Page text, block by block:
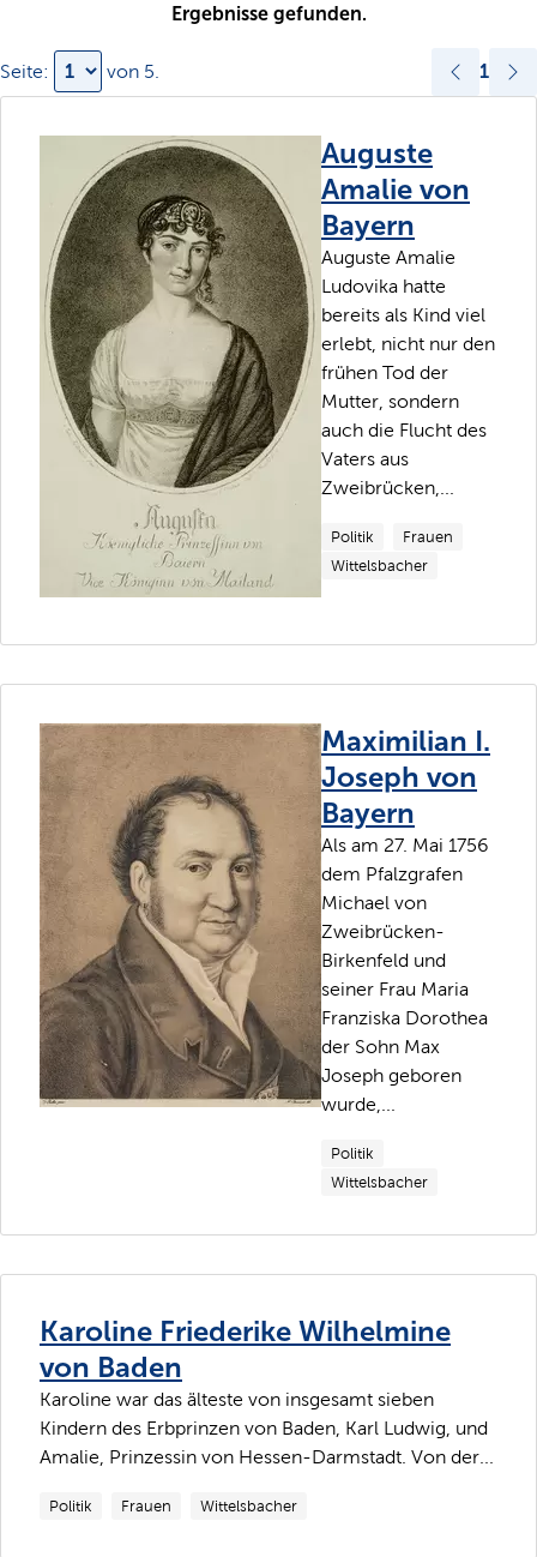
Ergebnisse gefunden.
Seite: von 5. 1
Auguste
Amalie von
Bayern
Auguste Amalie
Ludovika hatte
bereits als Kind viel
erlebt, nicht nur den
frühen Tod der
Mutter, sondern
auch die Flucht des
Vaters aus
Zweibrücken,...
Politik
Frauen
Wittelsbacher
Maximilian I.
Joseph von
Bayern
Als am 27. Mai 1756
dem Pfalzgrafen
Michael von
Zweibrücken-
Birkenfeld und
seiner Frau Maria
Franziska Dorothea
der Sohn Max
Joseph geboren
wurde,...
Politik
Wittelsbacher
Karoline Friederike Wilhelmine
von Baden
Karoline war das älteste von insgesamt sieben
Kindern des Erbprinzen von Baden, Karl Ludwig, und
Amalie, Prinzessin von Hessen-Darmstadt. Von der...
Politik Frauen Wittelsbacher